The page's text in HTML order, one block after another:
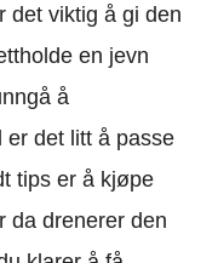
det viktig å gi den
en jevn
å
det litt å passe
tips er å kjøpe
da drenerer den